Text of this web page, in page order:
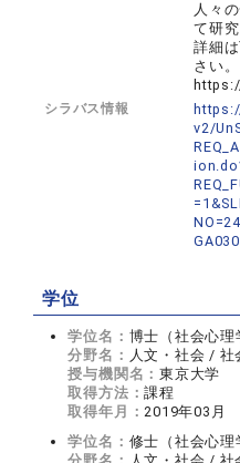
人々
て研
詳細
さい。
シラバス情報
v2/
GA030
学位
学位名： 博士（社会心理
分野名： 人文・社会 / 社
授与機関名：東京大学
取得方法：課程
取得年月：2019年03月
学位名： 修士（社会心理